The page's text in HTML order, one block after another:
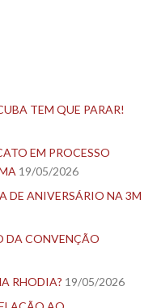
TEM QUE PARAR!
EM PROCESSO
19/05/2026
DE ANIVERSÁRIO NA 3M
DA CONVENÇÃO
RHODIA? 19/05/2026